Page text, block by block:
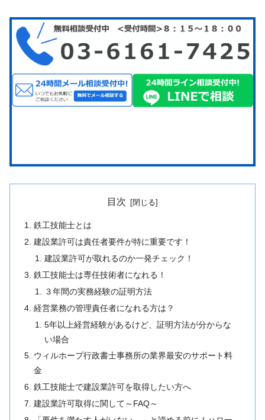
目次
鉄工技能士とは
建設業許可は責任者要件が特に重要です！
建設業許可が取れるのか一発チェック！
鉄工技能士は専任技術者になれる！
３年間の実務経験の証明方法
経営業務の管理責任者になれる方は？
5年以上経営経験があるけど、証明方法が分からな
い場合
ウィルホープ行政書士事務所の業界最安のサポート料
金
鉄工技能士で建設業許可を取得したい方へ
建設業許可取得に関して～FAQ～